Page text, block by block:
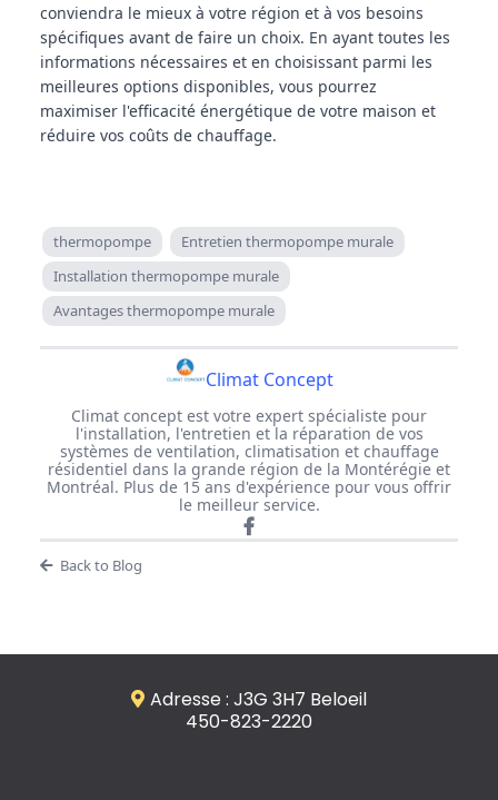
conviendra le mieux à votre région et à vos besoins
spécifiques avant de faire un choix. En ayant toutes les
informations nécessaires et en choisissant parmi les
meilleures options disponibles, vous pourrez
maximiser l'efficacité énergétique de votre maison et
réduire vos coûts de chauffage.
thermopompe
Entretien thermopompe murale
Installation thermopompe murale
Avantages thermopompe murale
Climat Concept
Climat concept est votre expert spécialiste pour
l'installation, l'entretien et la réparation de vos
systèmes de ventilation, climatisation et chauffage
résidentiel dans la grande région de la Montérégie et
Montréal. Plus de 15 ans d'expérience pour vous offrir
le meilleur service.
Back to Blog
Adresse : J3G 3H7 Beloeil
450-823-2220